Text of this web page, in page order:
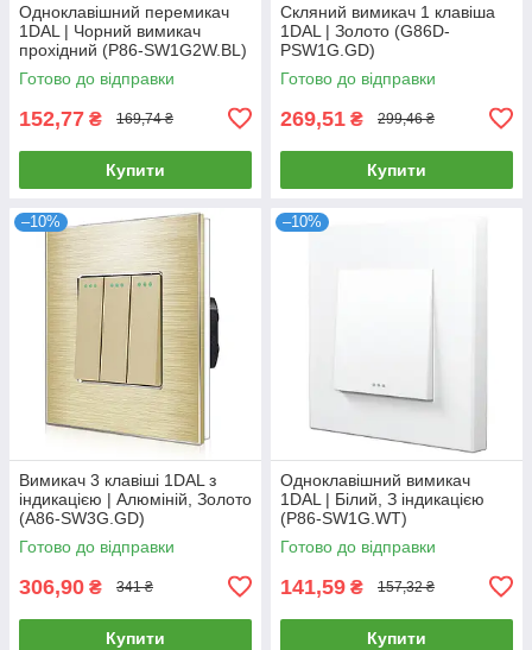
Одноклавішний перемикач
1DAL | Чорний вимикач
прохідний (P86-SW1G2W.BL)
Готово до відправки
152,77 ₴ 169,74 ₴
Купити
Скляний вимикач 1 клавіша
1DAL | Золото (G86D-
PSW1G.GD)
Готово до відправки
269,51 ₴ 299,46 ₴
Купити
–10%
Вимикач 3 клавіші 1DAL з
індикацією | Алюміній, Золото
(А86-SW3G.GD)
Готово до відправки
306,90 ₴ 341 ₴
Купити
–10%
Одноклавішний вимикач
1DAL | Білий, З індикацією
(P86-SW1G.WT)
Готово до відправки
141,59 ₴ 157,32 ₴
Купити